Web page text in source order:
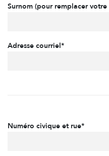
Surnom (pour remplacer
Adresse courriel*
Numéro civique et rue*